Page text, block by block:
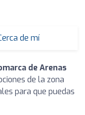
de mí
de Arenas
de la zona
para que puedas